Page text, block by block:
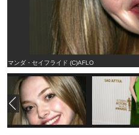
アマンダ・セイフライド (C)AFLO